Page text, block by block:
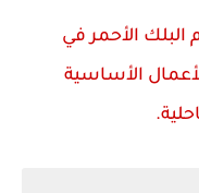
البلك الأحمر في
الأساسية